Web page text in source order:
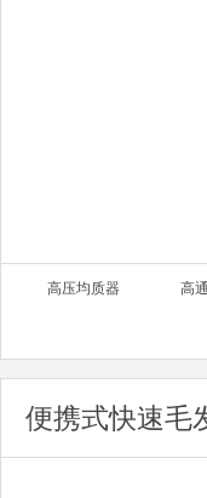
高压均质器 高
便携式快速毛